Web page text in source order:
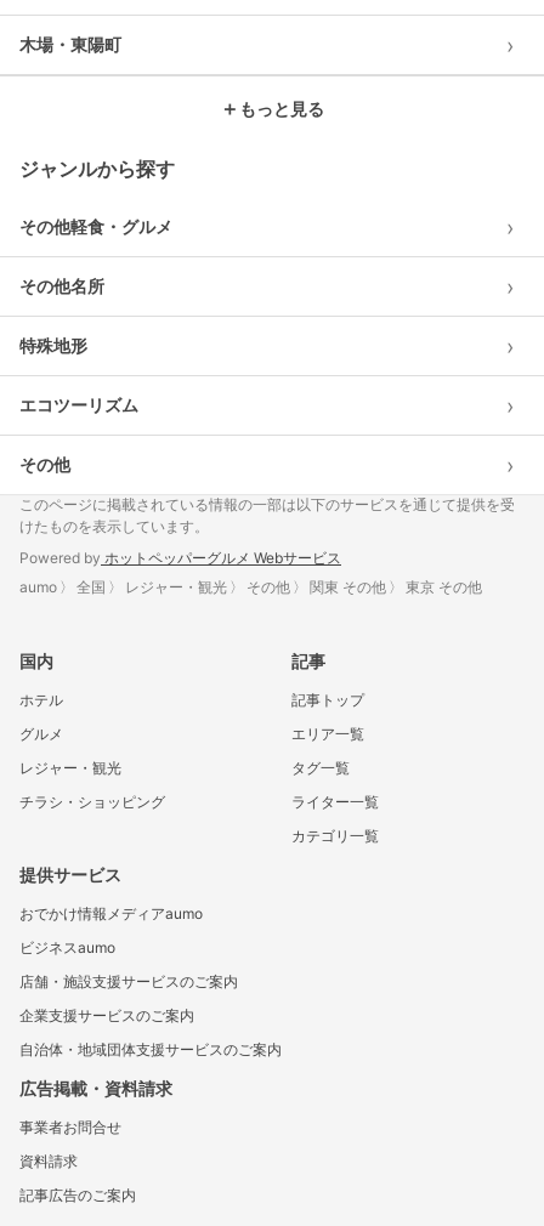
木場・東陽町 ›
＋ もっと見る
ジャンルから探す
その他軽食・グルメ ›
その他名所 ›
特殊地形 ›
エコツーリズム ›
その他 ›
このページに掲載されている情報の一部は以下のサービスを通じて提供を受
けたものを表示しています。
Powered by ホットペッパーグルメ Webサービス
aumo
全国 レジャー・観光 その他 関東 その他 東京 その他
国内
ホテル
グルメ
レジャー・観光
チラシ・ショッピング
記事
記事トップ
エリア一覧
タグ一覧
ライター一覧
カテゴリ一覧
提供サービス
おでかけ情報メディアaumo
ビジネスaumo
店舗・施設支援サービスのご案内
企業支援サービスのご案内
自治体・地域団体支援サービスのご案内
広告掲載・資料請求
事業者お問合せ
資料請求
記事広告のご案内